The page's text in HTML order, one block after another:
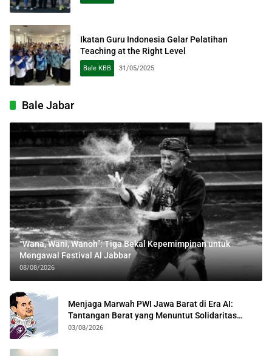
Ikatan Guru Indonesia Gelar Pelatihan
Teaching at the Right Level
Bale KBB 31/05/2025
Bale Jabar
“Wana, Wani, Wanoh”: Tiga Bekal Kepemimpinan untuk
Mengawal Festival Al Jabbar
08/08/2026
Menjaga Marwah PWI Jawa Barat di Era AI:
Tantangan Berat yang Menuntut Solidaritas
Lintas Generasi
03/08/2026